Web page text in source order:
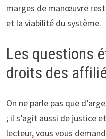
marges de manœuvre
et la viabilité du système.
Les questions
droits des
On ne parle pas que
; il s’agit aussi de justice
lecteur, vous vous